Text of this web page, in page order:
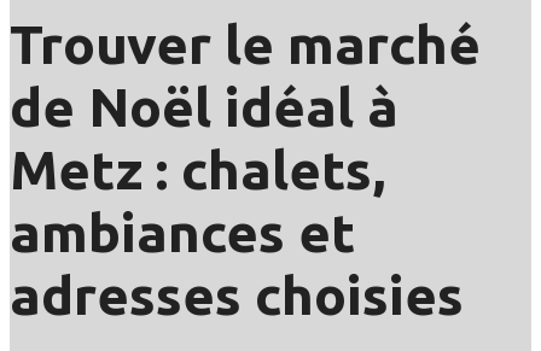
Trouver le marché
de Noël idéal à
Metz : chalets,
ambiances et
adresses choisies